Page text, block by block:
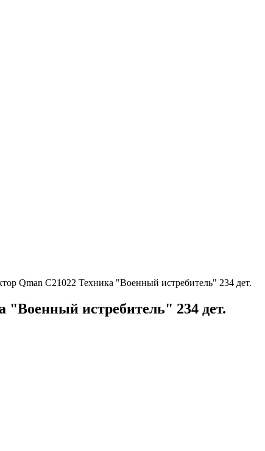
Qman C21022 Техника "Военный истребитель" 234 дет.
"Военный истребитель" 234 дет.